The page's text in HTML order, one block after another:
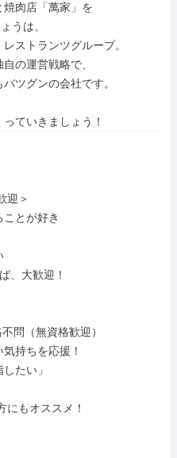
肉店「萬家」を
うは、
ストランツグループ。
の運営戦略で、
ツグンの会社です。
ていきましょう！
迎＞
とが好き
、大歓迎！
問（無資格歓迎）
持ちを応援！
たい」